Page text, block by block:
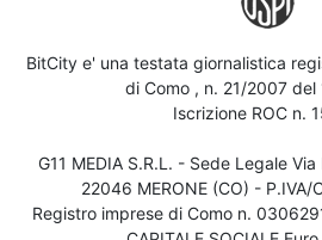
BitCity e' una testata giornalistica
di Como , n. 21/2007 del
Iscrizione ROC n.
G11 MEDIA S.R.L. - Sede Legale
22046 MERONE (CO) -
Registro imprese di Como n.